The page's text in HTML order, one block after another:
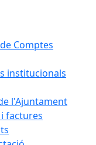
Comptes
institucionals
l'Ajuntament
factures